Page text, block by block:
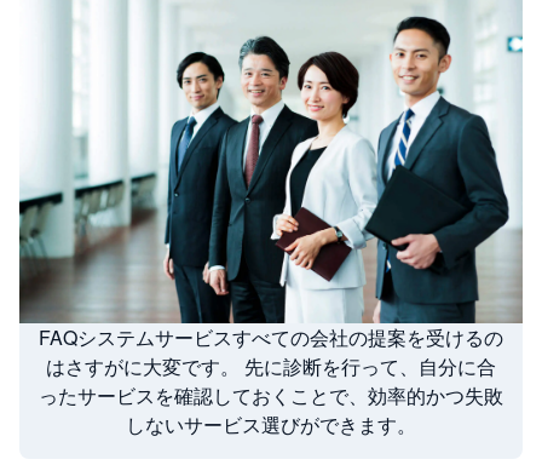
FAQシステムサービスすべての会社の提案を受けるの
はさすがに大変です。 先に診断を行って、自分に合
ったサービスを確認しておくことで、効率的かつ失敗
しないサービス選びができます。